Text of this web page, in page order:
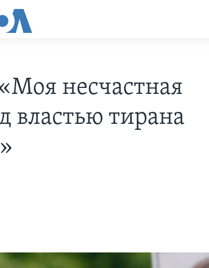
несчастная
властью тирана